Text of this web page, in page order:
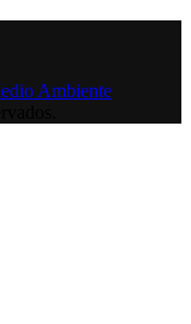
Ambiente